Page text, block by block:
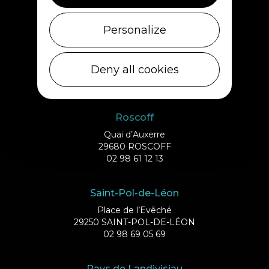
02 98 69 43 01
29253 ILE DE BATZ
Roscoff
Quai d’Auxerre
29680 ROSCOFF
02 98 61 12 13
Saint-Pol-de-Léon
Place de l’Evêché
29250 SAINT-POL-DE-LÉON
02 98 69 05 69
Personalize
Deny all cookies